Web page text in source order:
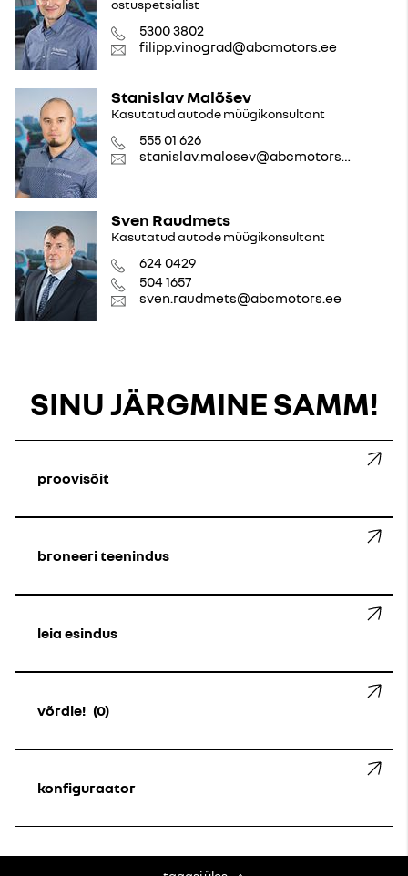
ostuspetsialist
5300 3802
filipp.vinograd@abcmotors.ee
Stanislav Malõšev
Kasutatud autode müügikonsultant
555 01 626
stanislav.malosev@abcmotors.ee
Sven Raudmets
Kasutatud autode müügikonsultant
624 0429
504 1657
sven.raudmets@abcmotors.ee
SINU JÄRGMINE SAMM!
proovisõit
broneeri teenindus
leia esindus
võrdle! 0
konfiguraator